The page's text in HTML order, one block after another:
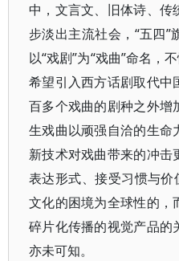
中，文言文、旧体诗、传
步淡出主流社会，“五四”
以“戏剧”为“戏曲”命名，
希望引入西方话剧取代中
百多个戏曲的剧种之外增
生戏曲以顽强自洽的生命
新技术对戏曲带来的冲击
表达形式、接受习惯与价
文化的困境为全球性的，
碎片化传播的视觉产品的
亦未可知。